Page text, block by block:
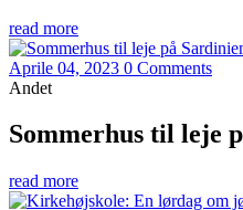
read more
Aprile 04, 2023 0 Comments
Andet
Sommerhus til leje
read more